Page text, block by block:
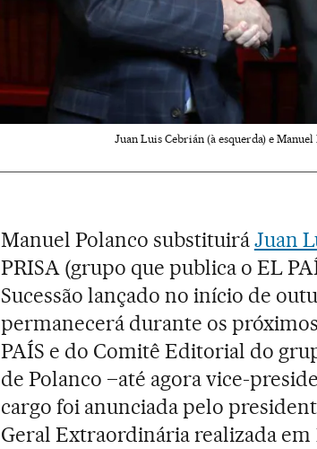
Juan Luis Cebrián (à esquerda) e
Manuel Polanco substituiráJuan
PRISA (grupo que publica o EL
Sucessão lançado no início de
permanecerá durante os
PAÍS e do Comitê Editorial do
de Polanco –até agora vice-
cargo foi anunciada pelo
Geral Extraordinária realizada em